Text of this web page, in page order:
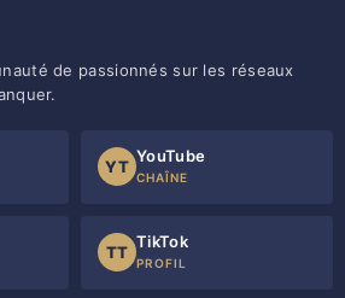
de passionnés sur les réseaux
YT
YouTube
CHAÎNE
TT
TikTok
PROFIL